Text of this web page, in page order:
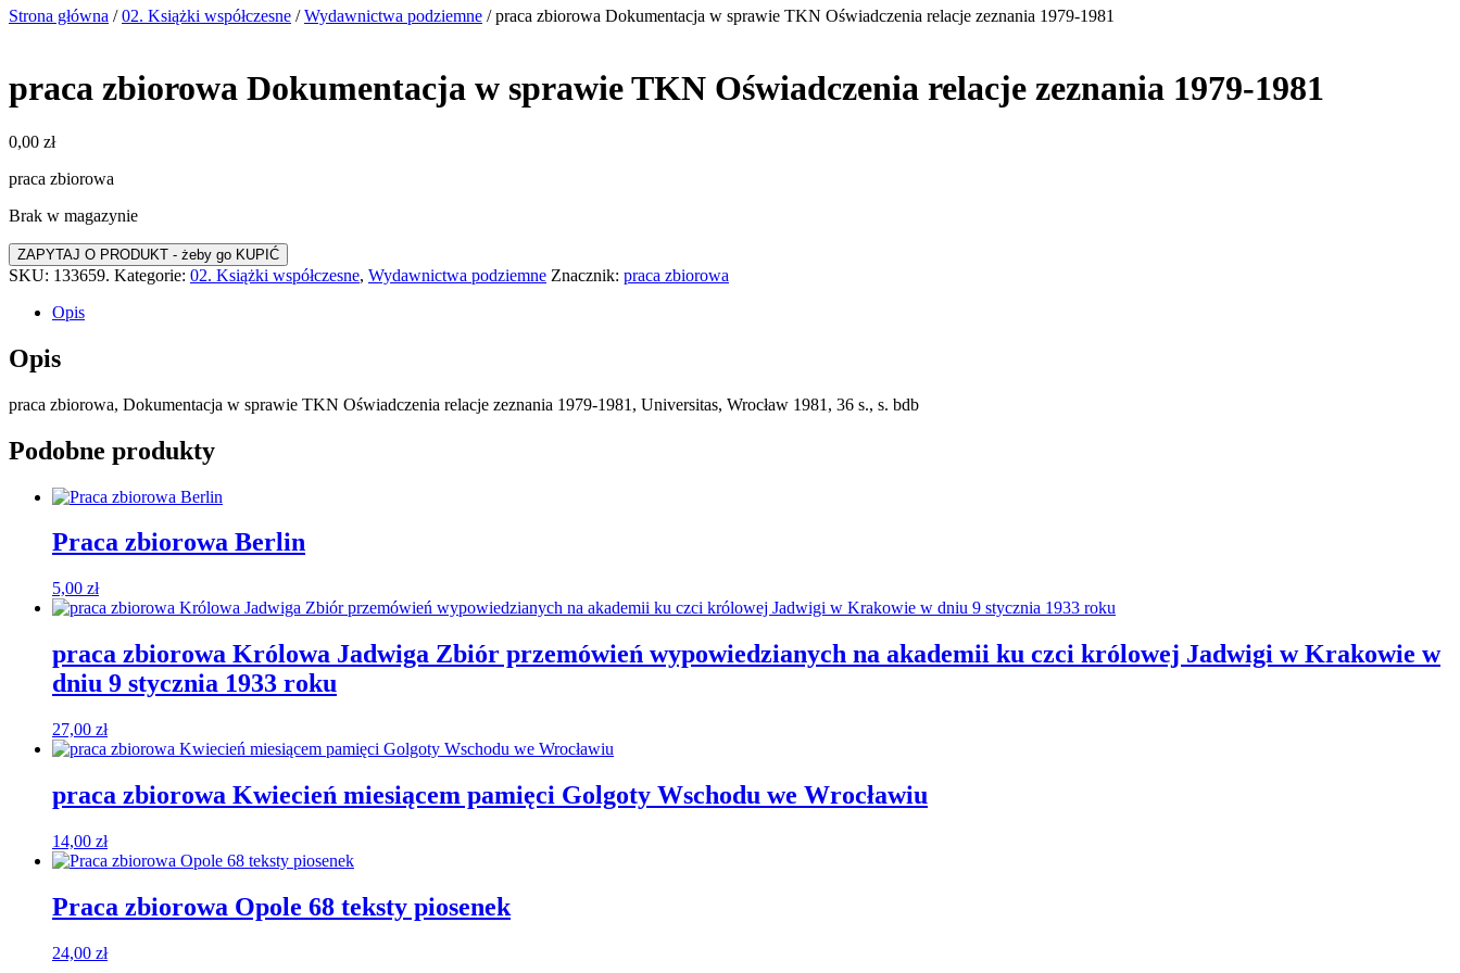
Strona główna /02. Książki współczesne /Wydawnictwa podziemne / praca zbiorowa Dokumentacja w sprawie TKN Oświadczenia relacje zeznania 1979-1981
praca zbiorowa Dokumentacja w sprawie TKN Oświadczenia relacje zeznania 1979-1981
0,00 zł
praca zbiorowa
Brak w magazynie
SKU: 133659. Kategorie: 02. Książki współczesne, Wydawnictwa podziemne Znacznik: praca zbiorowa
Opis
Opis
praca zbiorowa, Dokumentacja w sprawie TKN Oświadczenia relacje zeznania 1979-1981, Universitas, Wrocław 1981, 36 s., s. bdb
Podobne produkty
Praca zbiorowa Berlin
5,00 zł
praca zbiorowa Królowa Jadwiga Zbiór przemówień wypowiedzianych na akademii ku czci królowej Jadwigi w Krakowie w
dniu 9 stycznia 1933 roku
27,00 zł
praca zbiorowa Kwiecień miesiącem pamięci Golgoty Wschodu we Wrocławiu
14,00 zł
Praca zbiorowa Opole 68 teksty piosenek
24,00 zł